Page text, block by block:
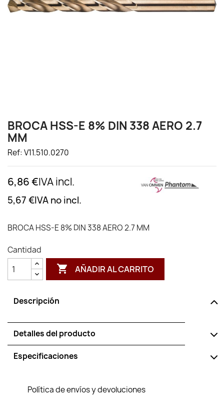
BROCA HSS-E 8% DIN 338 AERO 2.7
MM
Ref: V11.510.0270
6,86 €IVA incl.
5,67 €IVA no incl.
BROCA HSS-E 8% DIN 338 AERO 2.7 MM
Cantidad
 AÑADIR AL CARRITO
Descripción
Detalles del producto
Especificaciones
Política de envíos y devoluciones